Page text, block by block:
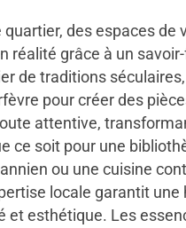
quartier, des espaces de
réalité grâce à un
de traditions
pour créer des
attentive,
ce soit pour une
ou une cuisine
locale garantit
et esthétique. Les